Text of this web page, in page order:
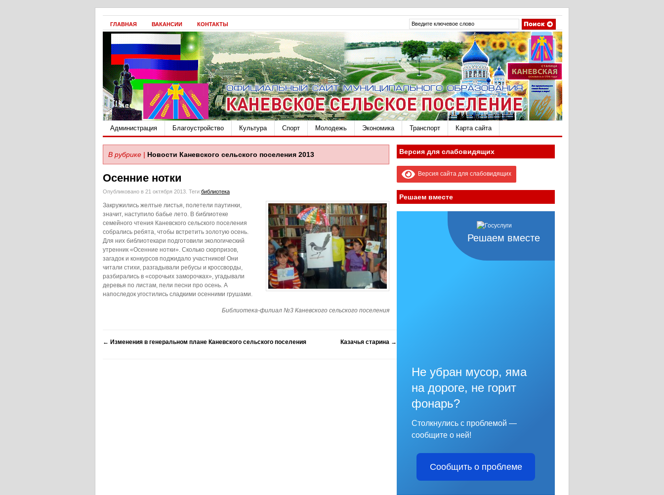
ГЛАВНАЯ ВАКАНСИИ КОНТАКТЫ
Администрация Благоустройство Культура Спорт Молодежь Экономика Транспорт Карта сайта
В рубрике | Новости Каневского сельского поселения 2013
Осенние нотки
Опубликовано в 21 октября 2013. Теги:библиотека
Закружились желтые листья, полетели паутинки,
значит, наступило бабье лето. В библиотеке
семейного чтения Каневского сельского поселения
собрались ребята, чтобы встретить золотую осень.
Для них библиотекари подготовили экологический
утренник «Осенние нотки». Сколько сюрпризов,
загадок и конкурсов поджидало участников! Они
читали стихи, разгадывали ребусы и кроссворды,
разбирались в «сорочьих заморочках», угадывали
деревья по листам, пели песни про осень. А
напоследок угостились сладкими осенними грушами.
Библиотека-филиал №3 Каневского сельского поселения
← Изменения в генеральном плане Каневского сельского поселения Казачья старина →
Версия для слабовидящих
Версия сайта для слабовидящих
Решаем вместе
Решаем вместе
Не убран мусор, яма
на дороге, не горит
фонарь?
Столкнулись с проблемой —
сообщите о ней!
Сообщить о проблеме